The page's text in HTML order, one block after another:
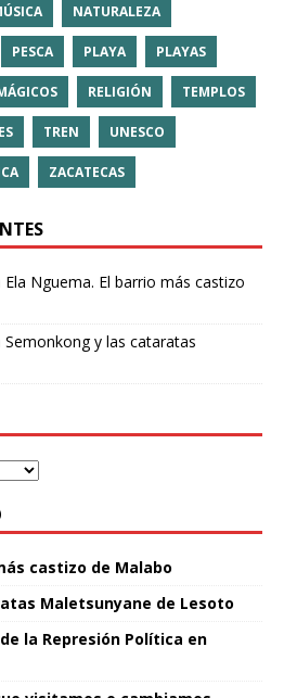
NATURALEZA
PESCA PLAYA PLAYAS
RELIGIÓN TEMPLOS
TREN UNESCO
ZACATECAS
Ela Nguema. El barrio más castizo
Semonkong y las cataratas
castizo de Malabo
Maletsunyane de Lesoto
la Represión Política en